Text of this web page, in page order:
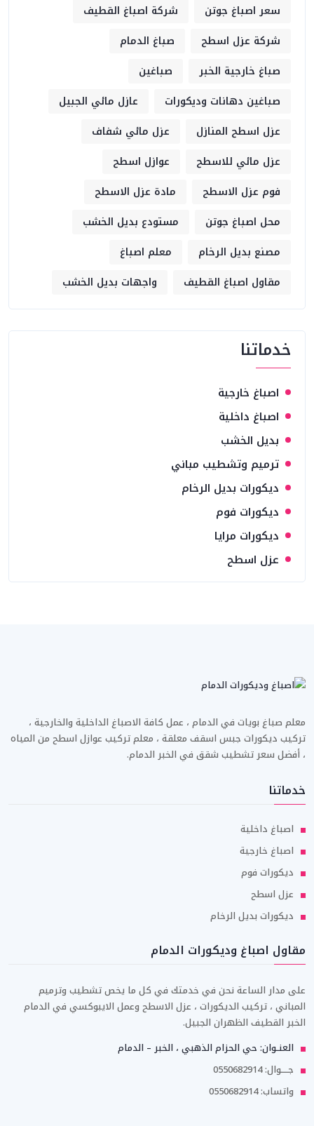
سعر اصباغ جوتن
شركة اصباغ القطيف
شركة عزل اسطح
صباغ الدمام
صباغ خارجية الخبر
صباغين
صباغين دهانات وديكورات
عازل مائي الجبيل
عزل اسطح المنازل
عزل مائي شفاف
عزل مائي للاسطح
عوازل اسطح
فوم عزل الاسطح
مادة عزل الاسطح
محل اصباغ جوتن
مستودع بديل الخشب
مصنع بديل الرخام
معلم اصباغ
مقاول اصباغ القطيف
واجهات بديل الخشب
خدماتنا
اصباغ خارجية
اصباغ داخلية
بديل الخشب
ترميم وتشطيب مباني
ديكورات بديل الرخام
ديكورات فوم
ديكورات مرايا
عزل اسطح
معلم صباغ بويات في الدمام ، عمل كافة الاصباغ الداخلية والخارجية ،
تركيب ديكورات جبس اسقف معلقة ، معلم تركيب عوازل اسطح من المياه
، أفضل سعر تشطيب شقق في الخبر الدمام.
خدماتنا
اصباغ داخلية
اصباغ خارجية
ديكورات فوم
عزل اسطح
ديكورات بديل الرخام
مقاول اصباغ وديكورات الدمام
على مدار الساعة نحن في خدمتك في كل ما يخص تشطيب وترميم
المباني ، تركيب الديكورات ، عزل الاسطح وعمل الايبوكسي في الدمام
الخبر القطيف الظهران الجبيل.
العنــوان: حي الحزام الذهبي ، الخبر – الدمام
جـــــوال: 0550682914
واتساب: 0550682914